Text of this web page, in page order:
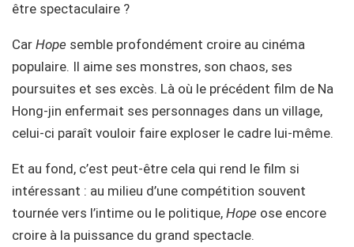
être spectaculaire ?
Car Hope semble profondément croire au cinéma
populaire. Il aime ses monstres, son chaos, ses
poursuites et ses excès. Là où le précédent film de Na
Hong-jin enfermait ses personnages dans un village,
celui-ci paraît vouloir faire exploser le cadre lui-même.
Et au fond, c’est peut-être cela qui rend le film si
intéressant : au milieu d’une compétition souvent
tournée vers l’intime ou le politique, Hope ose encore
croire à la puissance du grand spectacle.